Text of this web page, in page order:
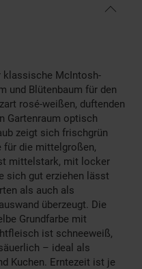
klassische McIntosh-
und Blütenbaum für den
rosé-weißen, duftenden
Gartenraum optisch
zeigt sich frischgrün
für die mittelgroßen,
mittelstark, mit locker
sich gut erziehen lässt
als auch als
überzeugt. Die
Grundfarbe mit
ist schneeweiß,
– ideal als
Kuchen. Erntezeit ist je